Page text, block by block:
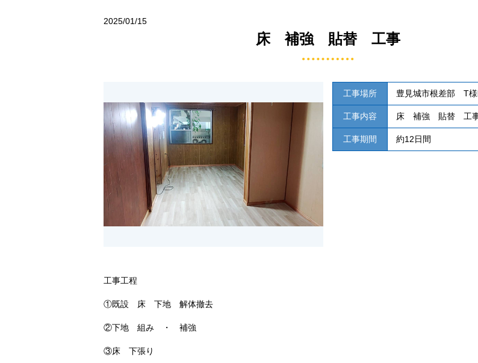
2025/01/15
床 補強 貼替 工事
工事場所 豊見城市根差部 T様
工事内容 床 補強 貼替 工
工事期間 約12日間
工事工程
①既設 床 下地 解体撤去
②下地 組み ・ 補強
③床 下張り